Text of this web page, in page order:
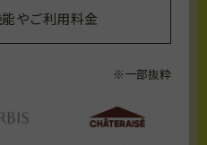
やご利用料金
※一部抜粋